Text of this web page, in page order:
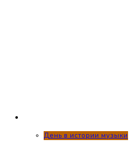
День в истории музыки